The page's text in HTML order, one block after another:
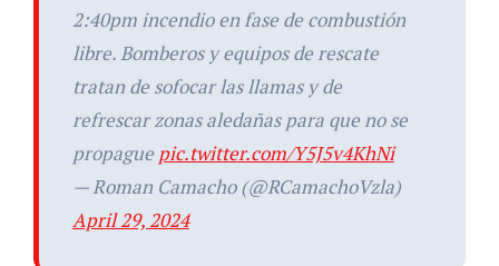
2:40pm incendio en fase de combustión
libre. Bomberos y equipos de rescate
tratan de sofocar las llamas y de
refrescar zonas aledañas para que no se
propaguepic.twitter.com/Y5J5v4KhNi
— Roman Camacho (@RCamachoVzla)
April 29, 2024